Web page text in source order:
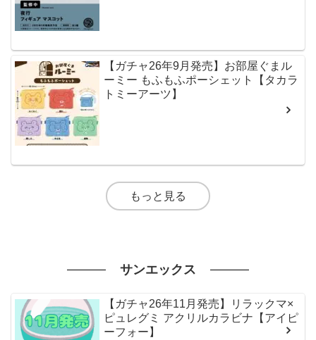
【ガチャ26年9月発売】お部屋ぐまル
ーミー もふもふポーシェット【タカラ
トミーアーツ】
もっと見る
サンエックス
【ガチャ26年11月発売】リラックマ×
ピュレグミ アクリルカラビナ【アイピ
ーフォー】